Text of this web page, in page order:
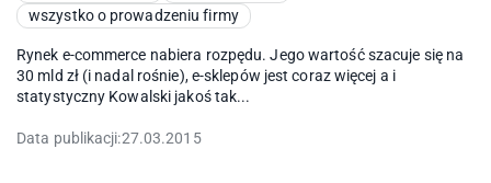
wszystko o prowadzeniu firmy
Rynek e-commerce nabiera rozpędu. Jego wartość szacuje się na
30 mld zł (i nadal rośnie), e-sklepów jest coraz więcej a i
statystyczny Kowalski jakoś tak...
Data publikacji:27.03.2015